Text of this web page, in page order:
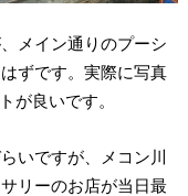
メイン通りのプーシ
ずです。実際に写真
が良いです。
いですが、メコン川
リーのお店が当日最